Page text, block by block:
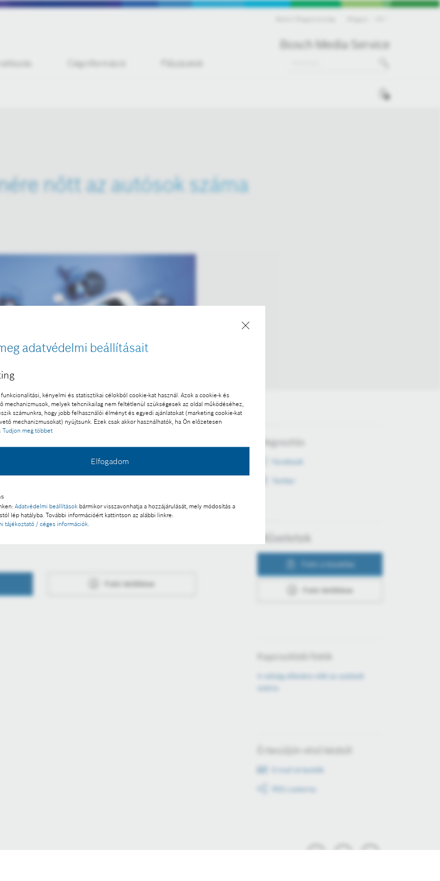
adatvédelmi beállításait
kényelmi és statisztikai célokból cookie-kat használ. Azok a cookie-k és
mechanizmusok, melyek tehcnikailag nem feltétlenül szükségesek az oldal működéséhez,
számunkra, hogy jobb felhasználói élményt és egyedi ajánlatokat (marketing cookie-kat
mechanizmusokat) nyújtsunk. Ezek csak akkor használhatók, ha Ön előzetesen
Tudjon meg többet
Elfogadom
Adatvédelmi beállítások bármikor visszavonhatja a hozzájárulását, mely módosítás a
lép hatályba. További információért kattintson az alábbi linkre:
tájékoztató / céges információk.
Bosch Media Service
Céginformáció
nőtt az autósok száma
a része:
Fotó letöltése
Megosztás
Facebook
Twitter
Műveletek
Fotó a kosárba
Fotó letöltése
Kapcsolódó fotók
A válság ellenére nőtt az autósok
száma
Értesüljön első kézből
E-mail értesítők
RSS csatorna